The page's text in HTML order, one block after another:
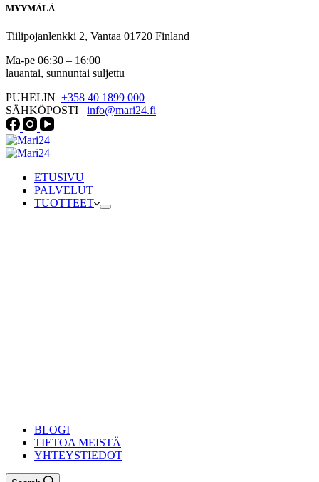
MYYMÄLÄ
Tiilipojanlenkki 2, Vantaa 01720 Finland
Ma-pe 06:30 – 16:00
lauantai, sunnuntai suljettu
PUHELIN +358 40 1899 000
SÄHKÖPOSTI info@mari24.fi
ETUSIVU
PALVELUT
TUOTTEET
BLOGI
TIETOA MEISTÄ
YHTEYSTIEDOT